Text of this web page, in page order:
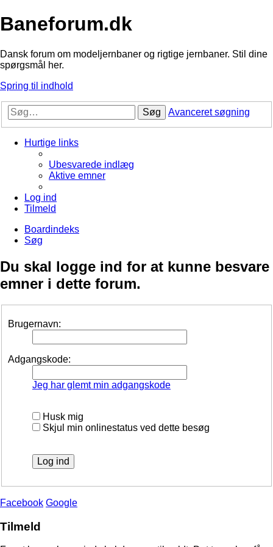
Baneforum.dk
Dansk forum om modeljernbaner og rigtige jernbaner. Stil dine
spørgsmål her.
Spring til indhold
Søg Avanceret søgning
Hurtige links
Ubesvarede indlæg
Aktive emner
Log ind
Tilmeld
Boardindeks
Søg
Du skal logge ind for at kunne besvare
emner i dette forum.
Brugernavn:
Adgangskode:
Jeg har glemt min adgangskode
Husk mig
Skjul min onlinestatus ved dette besøg
Facebook Google
Tilmeld